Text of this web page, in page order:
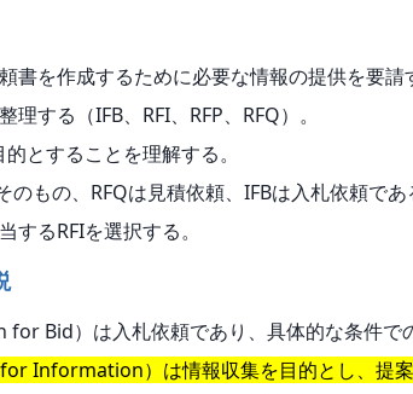
書を作成するために必要な情報の提供を要請
理する（IFB、RFI、RFP、RFQ）。
とすることを理解する。
のもの、RFQは見積依頼、IFBは入札依頼であ
するRFIを選択する。
Bid）は入札依頼であり、具体的な条件で
Information）は情報収集を目的とし、提